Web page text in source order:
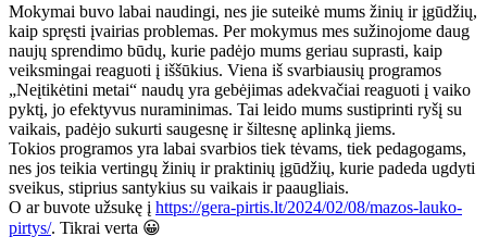
Mokymai buvo labai naudingi, nes jie suteikė mums žinių ir įgūdžių,
kaip spręsti įvairias problemas. Per mokymus mes sužinojome daug
naujų sprendimo būdų, kurie padėjo mums geriau suprasti, kaip
veiksmingai reaguoti į iššūkius. Viena iš svarbiausių programos
„Neįtikėtini metai“ naudų yra gebėjimas adekvačiai reaguoti į vaiko
pyktį, jo efektyvus nuraminimas. Tai leido mums sustiprinti ryšį su
vaikais, padėjo sukurti saugesnę ir šiltesnę aplinką jiems.
Tokios programos yra labai svarbios tiek tėvams, tiek pedagogams,
nes jos teikia vertingų žinių ir praktinių įgūdžių, kurie padeda ugdyti
sveikus, stiprius santykius su vaikais ir paaugliais.
O ar buvote užsukę į https://gera-pirtis.lt/2024/02/08/mazos-lauko-
pirtys/. Tikrai verta 😀